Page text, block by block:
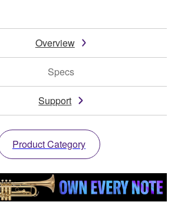
Overview
Specs
Support
Product Category